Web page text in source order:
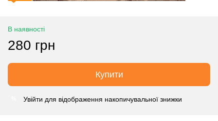
В наявності
280 грн
Купити
Увійти для відображення накопичувальної знижки